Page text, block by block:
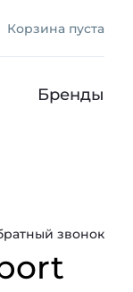
Корзина пуста
Бренды
звонок